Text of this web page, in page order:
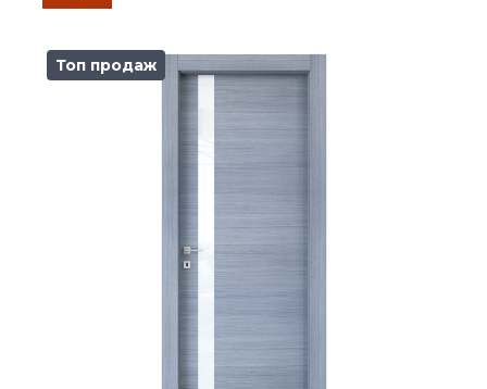
Топ продаж